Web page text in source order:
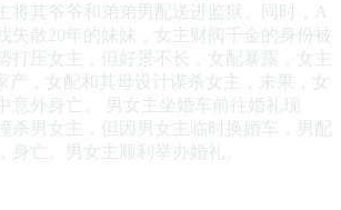
将其爷爷和弟弟男配送进监狱。同时，A
失散20年的妹妹，女主财阀千金的身份被
打压女主，但好景不长，女配暴露，女主
产，女配和其母设计谋杀女主，未果，女
意外身亡。 男女主坐婚车前往婚礼现
杀男女主，但因男女主临时换婚车，男配
身亡。男女主顺利举办婚礼。